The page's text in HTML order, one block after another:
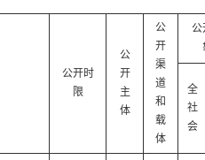
公开时
限
公
开
主
体
公
开
渠
道
和
载
体
公
全
社
会